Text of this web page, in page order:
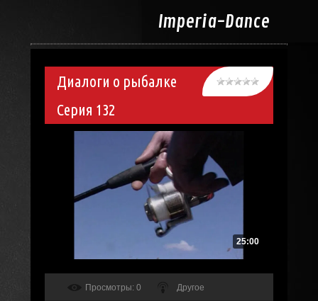
Imperia-Dance
Диалоги о рыбалке
Серия 132
25:00
Просмотры: 0 Другое